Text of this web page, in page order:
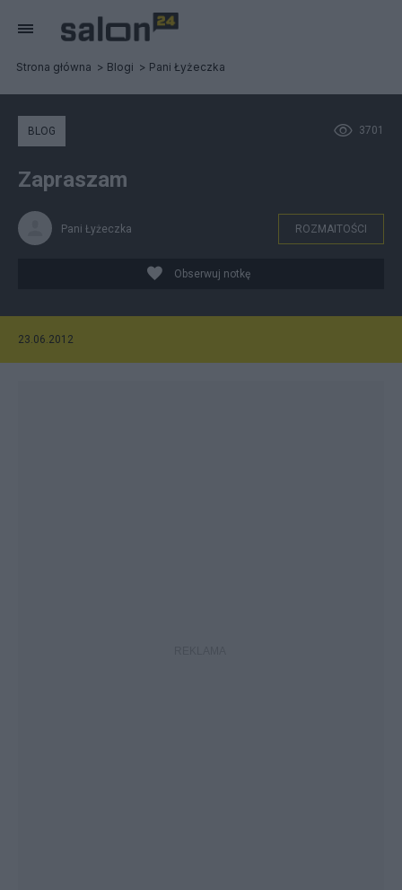
Strona główna Blogi Pani Łyżeczka
3701
BLOG
Zapraszam
Pani Łyżeczka ROZMAITOŚCI
Obserwuj notkę
23.06.2012